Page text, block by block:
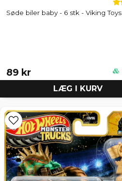
Søde biler baby - 6 stk - Viking Toys
89 kr
LÆG I KURV